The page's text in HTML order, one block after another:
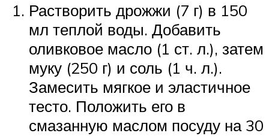
Растворить дрожжи (7 г) в 150
мл теплой воды. Добавить
оливковое масло (1 ст. л.), затем
муку (250 г) и соль (1 ч. л.).
Замесить мягкое и эластичное
тесто. Положить его в
смазанную маслом посуду на 30